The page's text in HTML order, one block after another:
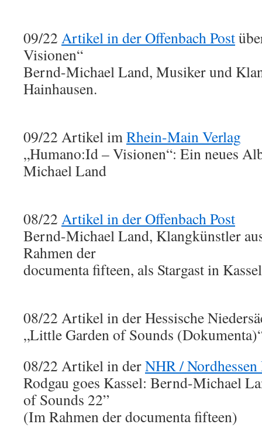
09/22 Artikel in der Offenbach Post
Visionen“
Bernd-Michael Land, Musiker und
Hainhausen.
09/22 Artikel imRhein-Main Verlag
„Humano:Id – Visionen“: Ein neues
Michael Land
08/22 Artikel in der Offenbach Post
Bernd-Michael Land, Klangkünstler
Rahmen der
documenta fifteen, als Stargast in
08/22 Artikel in der Hessische
„Little Garden of Sounds
08/22 Artikel in derNHR / Nordhessen
Rodgau goes Kassel: Bernd-Michael
of Sounds 22”
(Im Rahmen der documenta fifteen)